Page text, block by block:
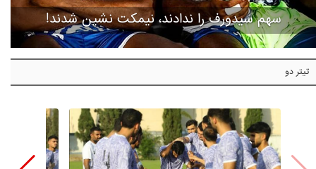
سهم سیدورف را ندادند، نیمکت نشین شدند!
تیتر دو